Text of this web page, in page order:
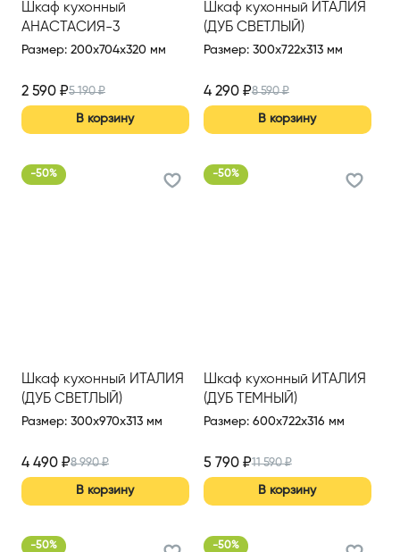
Шкаф кухонный
АНАСТАСИЯ-3
Размер: 200x704x320 мм
2 590 ₽5 190₽
В корзину
Шкаф кухонный ИТАЛИЯ
(ДУБ СВЕТЛЫЙ)
Размер: 300x722x313 мм
4 290₽8 590₽
В корзину
-50%
Шкаф кухонный ИТАЛИЯ
(ДУБ СВЕТЛЫЙ)
Размер: 300x970x313 мм
4 490 ₽8 990₽
В корзину
-50%
Шкаф кухонный ИТАЛИЯ
(ДУБ ТЕМНЫЙ)
Размер: 600x722x316 мм
5 790₽11 590₽
В корзину
-50% -50%